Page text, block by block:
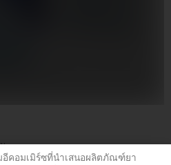
คอมเมิร์ซที่นำเสนอผลิตภัณฑ์ยา